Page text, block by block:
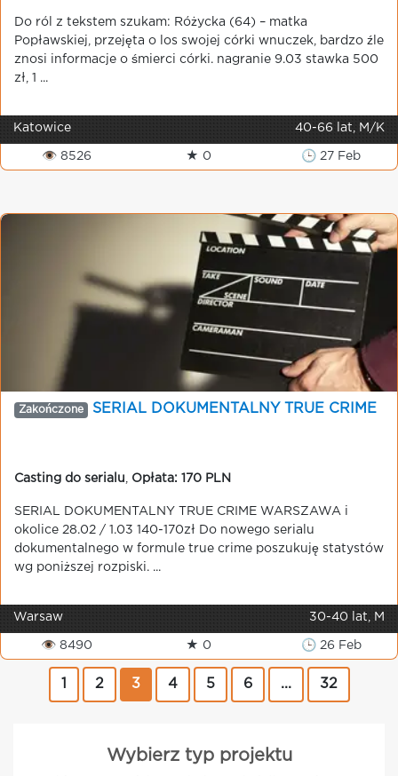
Do ról z tekstem szukam: Różycka (64) – matka
Popławskiej, przejęta o los swojej córki wnuczek, bardzo źle
znosi informacje o śmierci córki. nagranie 9.03 stawka 500
zł, 1 ...
Katowice 40-66 lat, M/K
👁 8526 ★ 0 🕒 27 Feb
Zakończone SERIAL DOKUMENTALNY TRUE CRIME
Casting do serialu Opłata: 170 PLN
SERIAL DOKUMENTALNY TRUE CRIME WARSZAWA i
okolice 28.02 / 1.03 140-170zł Do nowego serialu
dokumentalnego w formule true crime poszukuję statystów
wg poniższej rozpiski. ...
Warsaw 30-40 lat, M
👁 8490 ★ 0 🕒 26 Feb
2 3 4 5 6 ... 32
Wybierz typ projektu